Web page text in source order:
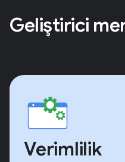
Geliştirici
Verimlilik